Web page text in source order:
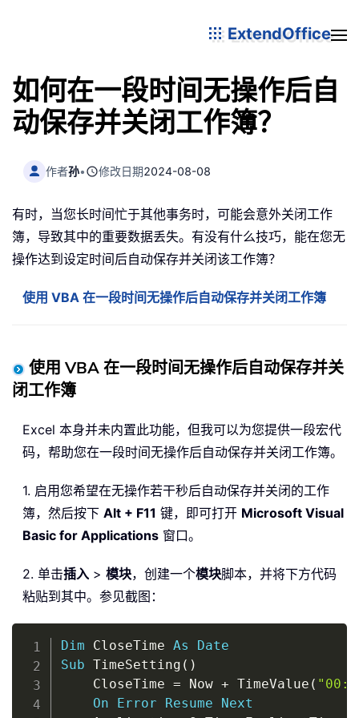
ExtendOffice
如何在一段时间无操作后自
动保存并关闭工作簿？
作者孙• 修改日期2024-08-08
有时，当您长时间忙于其他事务时，可能会意外关闭工作
簿，导致其中的重要数据丢失。有没有什么技巧，能在您无
操作达到设定时间后自动保存并关闭该工作簿？
使用 VBA 在一段时间无操作后自动保存并关闭工作簿
使用 VBA 在一段时间无操作后自动保存并关
闭工作簿
Excel 本身并未内置此功能，但我可以为您提供一段宏代
码，帮助您在一段时间无操作后自动保存并关闭工作簿。
1. 启用您希望在无操作若干秒后自动保存并关闭的工作
簿，然后按下 Alt + F11 键，即可打开 Microsoft Visual
Basic for Applications 窗口。
2. 单击插入 > 模块，创建一个模块脚本，并将下方代码
粘贴到其中。参见截图：
Dim CloseTime As
Date
Sub TimeSetting ( )
    CloseTime
= Now + TimeValue (
On
Error Resume
Next